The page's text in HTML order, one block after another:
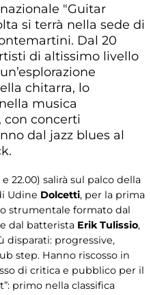
"Guitar
si terrà nella sede di
Dal 20
di altissimo livello
chitarra, lo
musica
con concerti
dal jazz blues al
22.00) salirà sul palco della
Udine Dolcetti, per la prima
strumentale formato dal
e dal batterista Erik Tulissio,
disparati: progressive,
step. Hanno riscosso in
di critica e pubblico per il
primo nella classifica